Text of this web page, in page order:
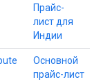
Прайс-
лист для
Индии
Основной
прайс-лист